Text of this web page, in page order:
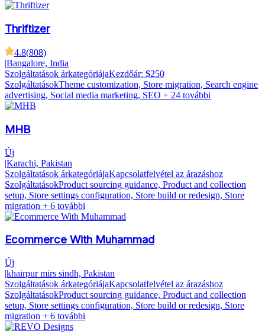
Thriftizer
4.8(808)
|Bangalore, India
Szolgáltatások árkategóriájaKezdőár: $250
SzolgáltatásokTheme customization, Store migration, Search engine
advertising, Social media marketing, SEO + 24 további
MHB
Új
|Karachi, Pakistan
Szolgáltatások árkategóriájaKapcsolatfelvétel az árazáshoz
SzolgáltatásokProduct sourcing guidance, Product and collection
setup, Store settings configuration, Store build or redesign, Store
migration + 6 további
Ecommerce With Muhammad
Új
|khairpur mirs sindh, Pakistan
Szolgáltatások árkategóriájaKapcsolatfelvétel az árazáshoz
SzolgáltatásokProduct sourcing guidance, Product and collection
setup, Store settings configuration, Store build or redesign, Store
migration + 6 további